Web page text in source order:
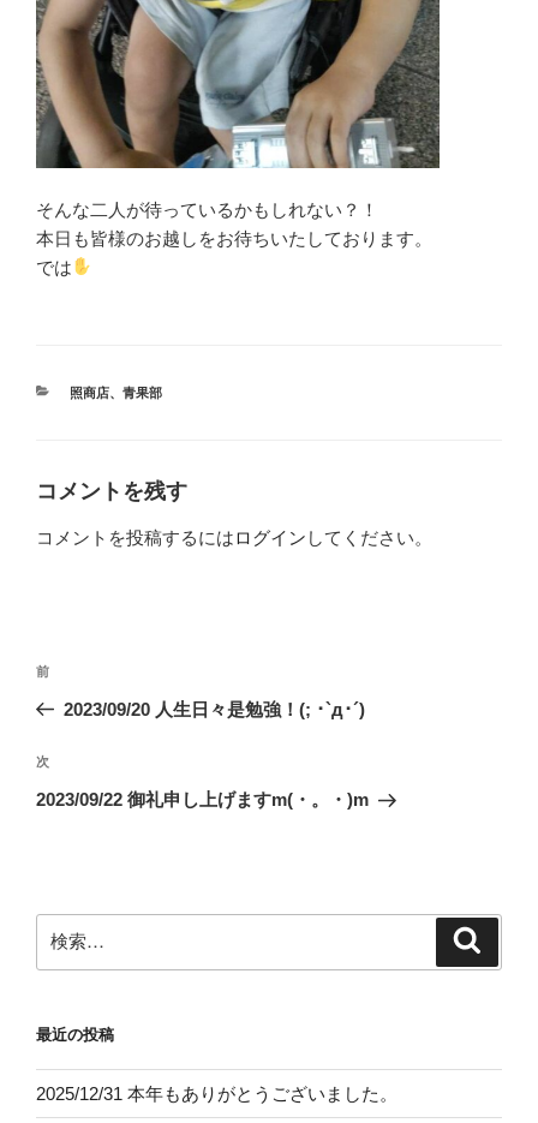
そんな二人が待っているかもしれない？！
本日も皆様のお越しをお待ちいたしております。
では
カ
照商店、 青果部
コメントを残す
コメントを投稿するにはログイン してください。
投
ビ
ゲ
ン
前
の
稿
前
2023/09/20 人生日々是勉強！(; ･`д･´)
次
の
次
2023/09/22 御礼申し上げますm(・。・)m
索:
最近の投稿
2025/12/31 本年もありがとうございました。